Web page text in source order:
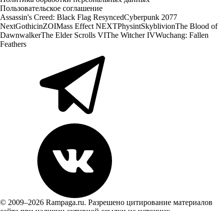
Пользовательское соглашение
Assassin's Creed: Black Flag ResyncedCyberpunk 2077
NextGothicinZOIMass Effect NEXTPhysintSkyblivionThe Blood of
DawnwalkerThe Elder Scrolls VIThe Witcher IVWuchang: Fallen
Feathers
© 2009–2026 Rampaga.ru. Разрешено цитирование материалов